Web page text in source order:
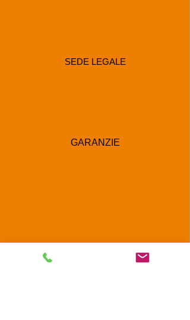
SEDE LEGALE
GARANZIE